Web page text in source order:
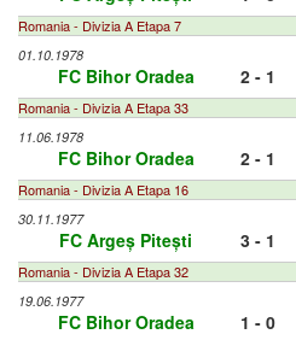
Romania - Divizia A Etapa 7
01.10.1978
FC Bihor Oradea 2 - 1
Romania - Divizia A Etapa 33
11.06.1978
FC Bihor Oradea 2 - 1
Romania - Divizia A Etapa 16
30.11.1977
FC Argeș Pitești 3 - 1
Romania - Divizia A Etapa 32
19.06.1977
FC Bihor Oradea 1 - 0